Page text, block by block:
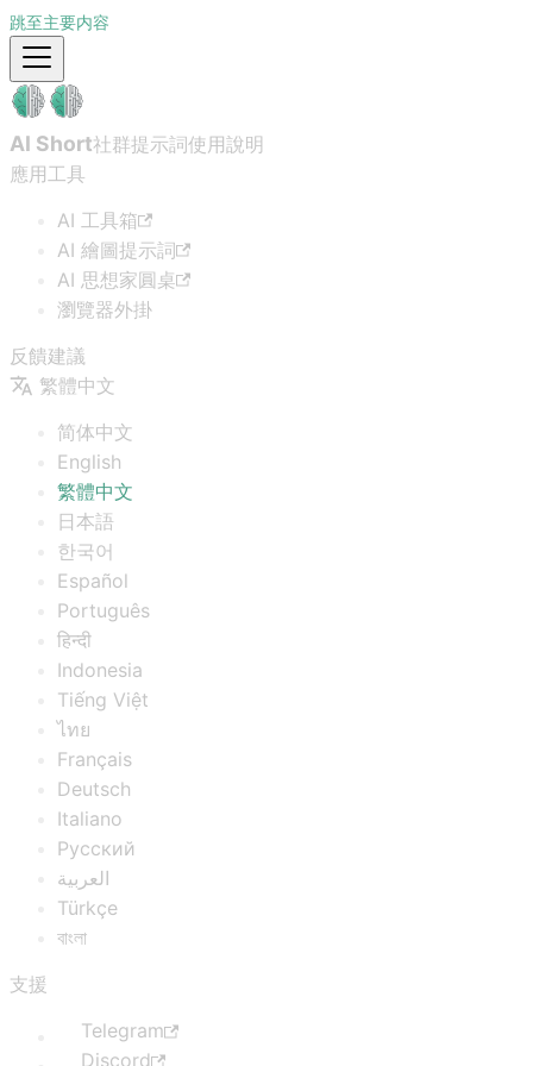
跳至主要内容
AI Short社群提示詞使用說明
應用工具
AI 工具箱
AI 繪圖提示詞
AI 思想家圓桌
瀏覽器外掛
反饋建議
繁體中文
简体中文
English
繁體中文
日本語
한국어
Español
Português
हिन्दी
Indonesia
Tiếng Việt
ไทย
Français
Deutsch
Italiano
Русский
العربية
Türkçe
বাংলা
支援
Telegram
Discord